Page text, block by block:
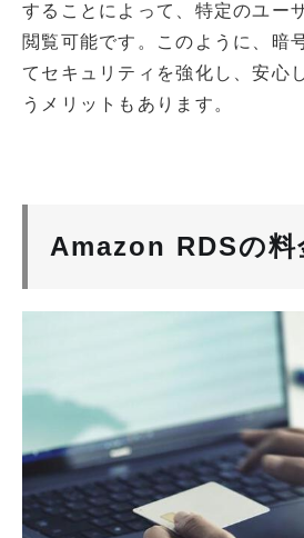
することによって、特定のユー
閲覧可能です。このように、暗
てセキュリティを強化し、安心
うメリットもあります。
Amazon RDSの料